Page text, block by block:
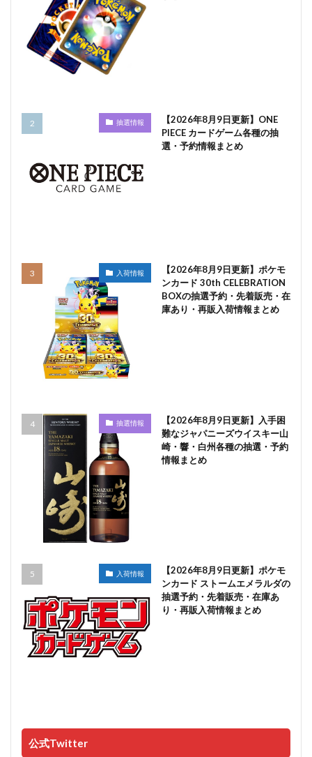
抽選情報
【2026年8月9日更新】ONE
PIECE カードゲーム各種の抽
選・予約情報まとめ
入荷情報
【2026年8月9日更新】ポケモ
ンカード 30th CELEBRATION
BOXの抽選予約・先着販売・在
庫あり・再販入荷情報まとめ
抽選情報
【2026年8月9日更新】入手困
難なジャパニーズウイスキー山
崎・響・白州各種の抽選・予約
情報まとめ
入荷情報
【2026年8月9日更新】ポケモ
ンカード ストームエメラルダの
抽選予約・先着販売・在庫あ
り・再販入荷情報まとめ
公式Twitter